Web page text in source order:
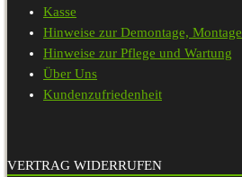
Kasse
Hinweise zur Demontage, Montage
Hinweise zur Pflege und Wartung
Über Uns
Kundenzufriedenheit
VERTRAG WIDERRUFEN